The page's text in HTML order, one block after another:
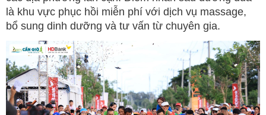
là khu vực phục hồi miễn phí với dịch vụ massage,
bổ sung dinh dưỡng và tư vấn từ chuyên gia.